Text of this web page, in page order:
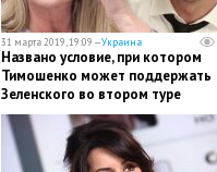
31 марта 2019, 19:09 —Украина
Названо условие, при котором
Тимошенко может поддержать
Зеленского во втором туре